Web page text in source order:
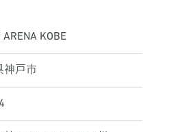
ARENA KOBE
神戸市